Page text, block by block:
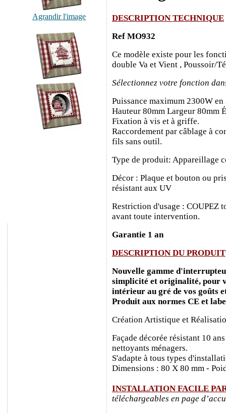
Agrandir l'image
DESCRIPTION TECHNIQUE
Ref MO932
Ce modèle existe pour les
double Va et Vient , Poussoir/
Sélectionnez votre fonction
Puissance maximum 2300W
Hauteur 80mm Largeur 80mm
Fixation à vis et à griffe.
Raccordement par câblage à
fils sans outil.
Type de produit: Appareillage
Décor : Plaque et bouton ou
résistant aux UV
Restriction d'usage : COUPEZ
avant toute intervention.
Garantie 1 an
DESCRIPTION DU PRODUIT
Nouvelle gamme
simplicité et originalité, pour
intérieur au gré de vos goûts
Produit aux normes CE et
Création Artistique et
Façade décorée résistant 10
nettoyants ménagers.
S'adapte à tous types
Dimensions : 80 X 80 mm -
INSTALLATION FACILE
téléchargeables en page